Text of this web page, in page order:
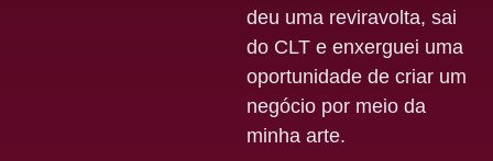
deu uma reviravolta, sai
do CLT e enxerguei uma
oportunidade de criar um
negócio por meio da
minha arte.